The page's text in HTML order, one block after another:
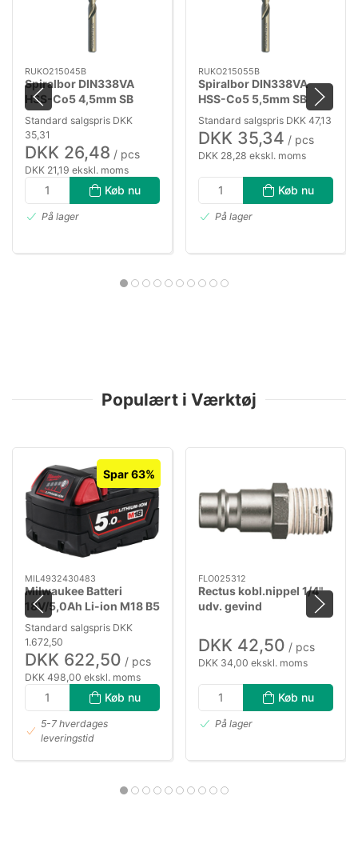
RUKO215045B
Spiralbor DIN338VA
HSS-Co5 4,5mm SB
Standard salgspris DKK
35,31
DKK 26,48 / pcs
DKK 21,19 ekskl. moms
Køb nu
På lager
RUKO215055B
Spiralbor DIN338VA
HSS-Co5 5,5mm SB
Standard salgspris DKK 47,13
DKK 35,34 / pcs
DKK 28,28 ekskl. moms
Køb nu
På lager
Populært i Værktøj
Spar 63%
MIL4932430483
Milwaukee Batteri
18V/5,0Ah Li-ion M18 B5
Standard salgspris DKK
1.672,50
DKK 622,50 / pcs
DKK 498,00 ekskl. moms
Køb nu
5-7 hverdages
leveringstid
FLO025312
Rectus kobl.nippel 1/4"
udv. gevind
DKK 42,50 / pcs
DKK 34,00 ekskl. moms
Køb nu
På lager